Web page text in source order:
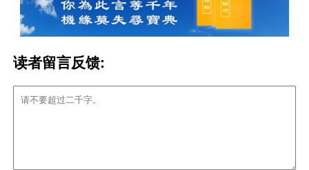
读者留言反馈: